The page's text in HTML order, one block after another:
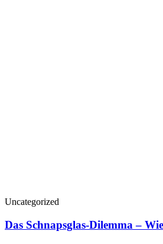
Uncategorized
Das Schnapsglas-Dilemma –